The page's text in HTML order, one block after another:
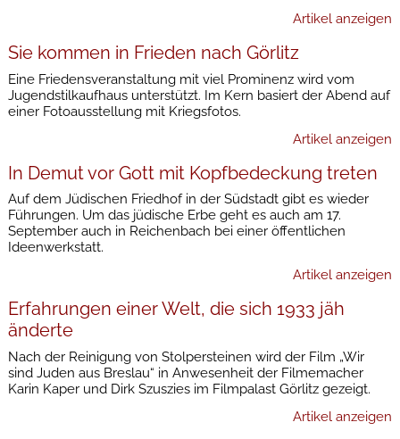
Artikel anzeigen
Sie kommen in Frieden nach Görlitz
Eine Friedensveranstaltung mit viel Prominenz wird vom
Jugendstilkaufhaus unterstützt. Im Kern basiert der Abend auf
einer Fotoausstellung mit Kriegsfotos.
Artikel anzeigen
In Demut vor Gott mit Kopfbedeckung treten
Auf dem Jüdischen Friedhof in der Südstadt gibt es wieder
Führungen. Um das jüdische Erbe geht es auch am 17.
September auch in Reichenbach bei einer öffentlichen
Ideenwerkstatt.
Artikel anzeigen
Erfahrungen einer Welt, die sich 1933 jäh
änderte
Nach der Reinigung von Stolpersteinen wird der Film „Wir
sind Juden aus Breslau“ in Anwesenheit der Filmemacher
Karin Kaper und Dirk Szuszies im Filmpalast Görlitz gezeigt.
Artikel anzeigen